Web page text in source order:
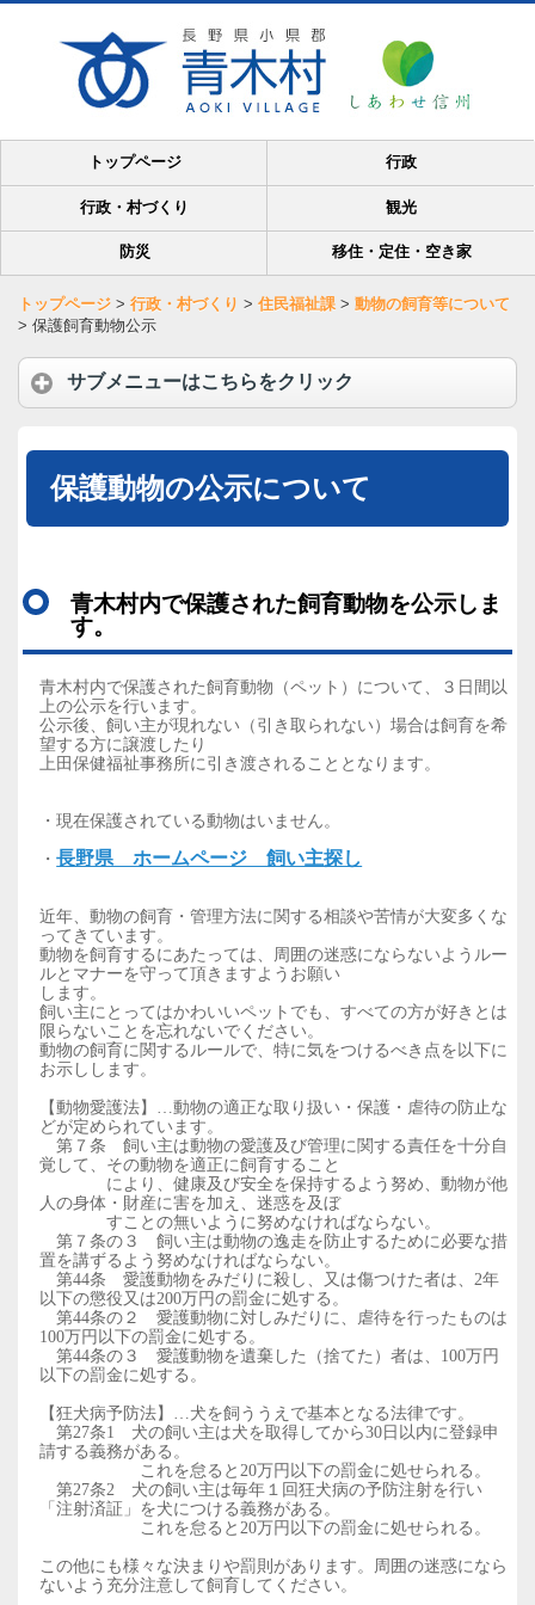
トップページ 行政
行政・村づくり 観光
防災 移住・定住・空き家
トップページ > 行政・村づくり > 住民福祉課 > 動物の飼育等について
> 保護飼育動物公示
サブメニューはこちらをクリック
保護動物の公示について
青木村内で保護された飼育動物を公示しま
す。
青木村内で保護された飼育動物（ペット）について、３日間以
上の公示を行います。
公示後、飼い主が現れない（引き取られない）場合は飼育を希
望する方に譲渡したり
上田保健福祉事務所に引き渡されることとなります。
・現在保護されている動物はいません。
・長野県 ホームページ 飼い主探し
近年、動物の飼育・管理方法に関する相談や苦情が大変多くな
ってきています。
動物を飼育するにあたっては、周囲の迷惑にならないようルー
ルとマナーを守って頂きますようお願い
します。
飼い主にとってはかわいいペットでも、すべての方が好きとは
限らないことを忘れないでください。
動物の飼育に関するルールで、特に気をつけるべき点を以下に
お示しします。
【動物愛護法】…動物の適正な取り扱い・保護・虐待の防止な
どが定められています。
第７条 飼い主は動物の愛護及び管理に関する責任を十分自
覚して、その動物を適正に飼育すること
により、健康及び安全を保持するよう努め、動物が他
人の身体・財産に害を加え、迷惑を及ぼ
すことの無いよう に努めなければならない。
第７条の３ 飼い主は動物の逸走を防止するために必要な措
置を講ずるよう努めなければならない。
第44条 愛護動物をみだりに殺し、又は傷つけた者は、2年
以下の懲役又は200万円の罰金に処する。
第44条の２ 愛護動物に対しみだりに、虐待を行ったものは
100万円以下の罰金に処する。
第44条の３ 愛護動物を遺棄した（捨てた）者は、100万円
以下の罰金に処する。
【狂犬病予防法】…犬を飼ううえで基本となる法律です。
第27条1 犬の飼い主は犬を取得してから30日以内に登録申
請する義務がある。
これを怠ると20万円以下の罰金に処せられる。
第27条2 犬の飼い主は毎年１回狂犬病の予防注射を行い
「注射済証」を犬につける義務がある。
これを怠ると20万円以下の罰金に処せられる。
この他にも様々な決まりや罰則があります。周囲の迷惑になら
ないよう充分注意して飼育してください。